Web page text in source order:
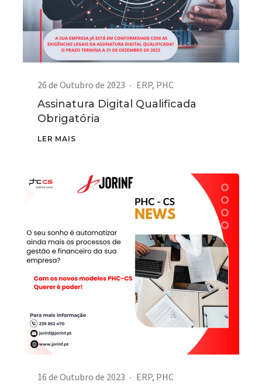
26 de Outubro de 2023 ERP, PHC
Assinatura Digital Qualificada
Obrigatória
LER MAIS
16 de Outubro de 2023 ERP, PHC